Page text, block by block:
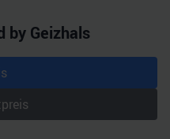
by Geizhals